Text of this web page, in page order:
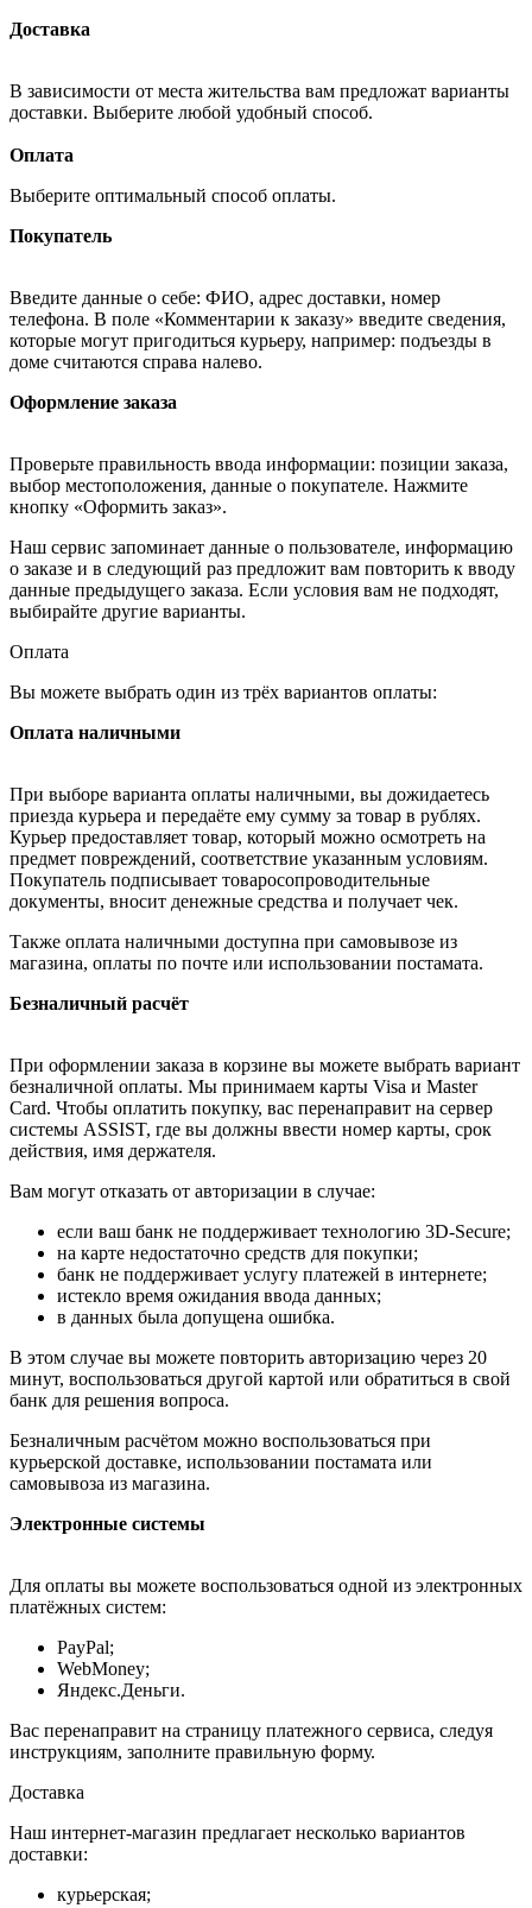
Доставка
В зависимости от места жительства вам предложат варианты
доставки. Выберите любой удобный способ.
Оплата
Выберите оптимальный способ оплаты.
Покупатель
Введите данные о себе: ФИО, адрес доставки, номер
телефона. В поле «Комментарии к заказу» введите сведения,
которые могут пригодиться курьеру, например: подъезды в
доме считаются справа налево.
Оформление заказа
Проверьте правильность ввода информации: позиции заказа,
выбор местоположения, данные о покупателе. Нажмите
кнопку «Оформить заказ».
Наш сервис запоминает данные о пользователе, информацию
о заказе и в следующий раз предложит вам повторить к вводу
данные предыдущего заказа. Если условия вам не подходят,
выбирайте другие варианты.
Оплата
Вы можете выбрать один из трёх вариантов оплаты:
Оплата наличными
При выборе варианта оплаты наличными, вы дожидаетесь
приезда курьера и передаёте ему сумму за товар в рублях.
Курьер предоставляет товар, который можно осмотреть на
предмет повреждений, соответствие указанным условиям.
Покупатель подписывает товаросопроводительные
документы, вносит денежные средства и получает чек.
Также оплата наличными доступна при самовывозе из
магазина, оплаты по почте или использовании постамата.
Безналичный расчёт
При оформлении заказа в корзине вы можете выбрать вариант
безналичной оплаты. Мы принимаем карты Visa и Master
Card. Чтобы оплатить покупку, вас перенаправит на сервер
системы ASSIST, где вы должны ввести номер карты, срок
действия, имя держателя.
Вам могут отказать от авторизации в случае:
если ваш банк не поддерживает технологию 3D-Secure;
на карте недостаточно средств для покупки;
банк не поддерживает услугу платежей в интернете;
истекло время ожидания ввода данных;
в данных была допущена ошибка.
В этом случае вы можете повторить авторизацию через 20
минут, воспользоваться другой картой или обратиться в свой
банк для решения вопроса.
Безналичным расчётом можно воспользоваться при
курьерской доставке, использовании постамата или
самовывоза из магазина.
Электронные системы
Для оплаты вы можете воспользоваться одной из электронных
платёжных систем:
PayPal;
WebMoney;
Яндекс.Деньги.
Вас перенаправит на страницу платежного сервиса, следуя
инструкциям, заполните правильную форму.
Доставка
Наш интернет-магазин предлагает несколько вариантов
доставки:
курьерская;